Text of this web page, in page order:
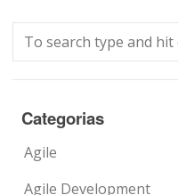
Categorias
Agile
Agile Development